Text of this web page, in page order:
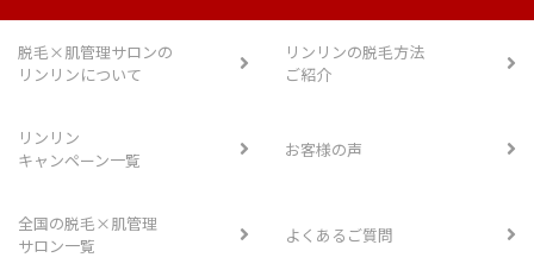
脱毛×肌管理サロンの
リンリンについて
リンリンの脱毛方法
ご紹介
リンリン
キャンペーン一覧
お客様の声
全国の脱毛×肌管理
サロン一覧
よくあるご質問